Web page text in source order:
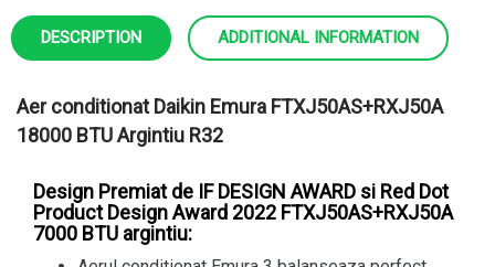
DESCRIPTION ADDITIONAL INFORMATION
Aer conditionat Daikin Emura FTXJ50AS+RXJ50A
18000 BTU Argintiu R32
Design Premiat de IF DESIGN AWARD si Red Dot
Product Design Award 2022 FTXJ50AS+RXJ50A
7000 BTU argintiu: